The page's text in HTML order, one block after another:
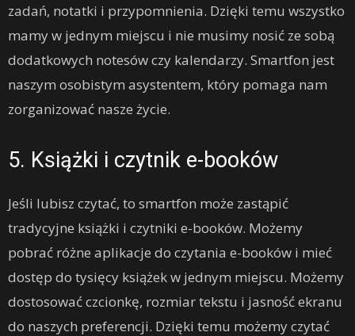
zadań, notatki i przypomnienia. Dzięki temu wszystko
mamy w jednym miejscu i nie musimy nosić ze sobą
dodatkowych notesów czy kalendarzy. Smartfon jest
naszym osobistym asystentem, który pomaga nam
zorganizować nasze życie.
5. Książki i czytnik e-booków
Jeśli lubisz czytać, to smartfon może zastąpić
tradycyjne książki i czytniki e-booków. Możemy
pobrać różne aplikacje do czytania e-booków i mieć
dostęp do tysięcy książek w jednym miejscu. Możemy
dostosować czcionkę, rozmiar tekstu i jasność ekranu
do naszych preferencji. Dzięki temu możemy czytać